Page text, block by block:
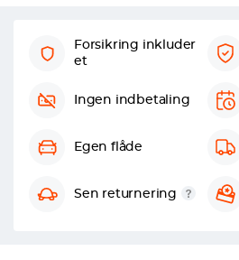
Forsikring inkluder
et
Ingen indbetaling
Egen flåde
Sen returnering